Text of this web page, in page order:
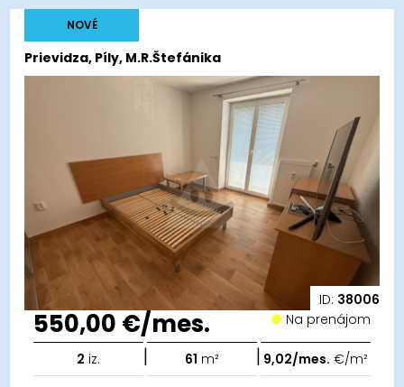
ID: 38006
Prievidza, Píly, M.R.Štefánika
NOVÉ
550,00 €/mes. Na prenájom
2 iz. | 61 m² | 9,02/mes. €/m²